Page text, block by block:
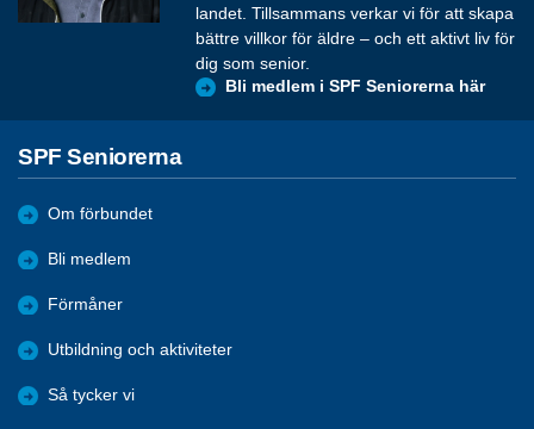
landet. Tillsammans verkar vi för att skapa
bättre villkor för äldre – och ett aktivt liv för
dig som senior.
Bli medlem i SPF Seniorerna här
SPF Seniorerna
Om förbundet
Bli medlem
Förmåner
Utbildning och aktiviteter
Så tycker vi